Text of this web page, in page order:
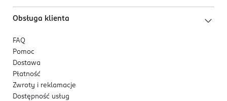
Obsługa klienta
FAQ
Pomoc
Dostawa
Płatność
Zwroty i reklamacje
Dostępność usług